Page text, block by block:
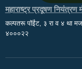
महाराष्ट्र प्रदूषण नियंत्रण
कल्पतरू पॉईंट, ३ रा व ४ था
४०००२२